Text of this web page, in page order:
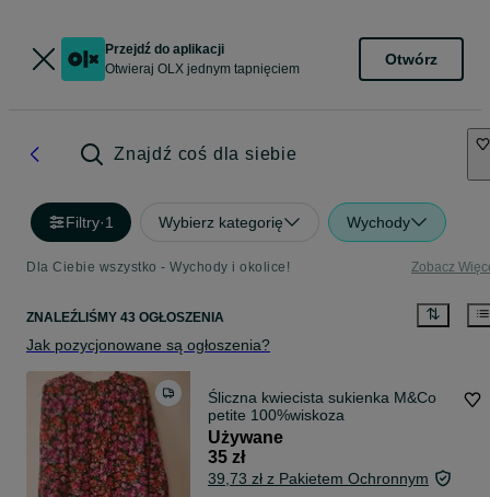
Przejdź do aplikacji
Otwieraj OLX jednym tapnięciem
Otwórz
Znajdź coś dla siebie
Filtry·1 Wybierz kategorię Wychody
Dla Ciebie wszystko - Wychody i okolice! Zobacz
ZNALEŹLIŚMY 43 OGŁOSZENIA
Jak pozycjonowane są ogłoszenia?
Śliczna kwiecista sukienka M&Co
petite 100%wiskoza
Używane
35 zł
39,73 zł z Pakietem Ochronnym